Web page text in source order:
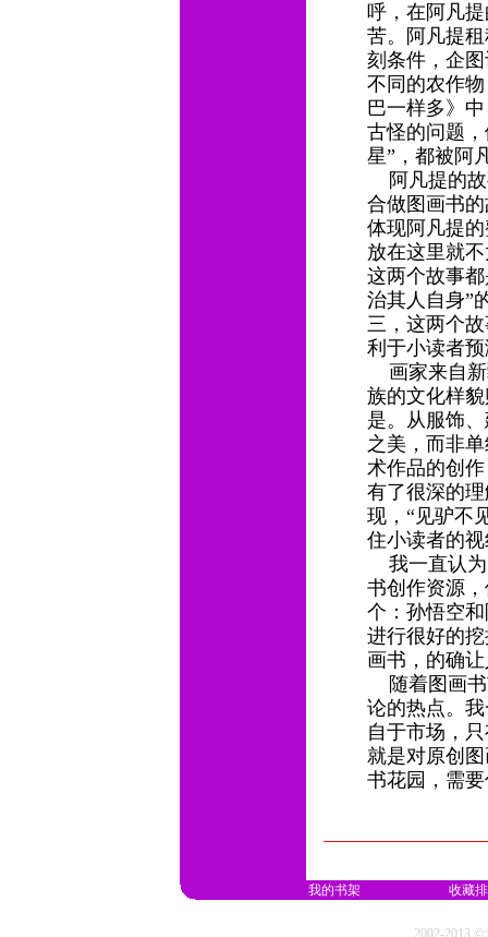
呼，在阿凡
苦。阿凡提
刻条件，企
不同的农作
巴一样多》
古怪的问题
星”，都被阿
阿凡提的故
合做图画书
体现阿凡提
放在这里就
这两个故事
治其人自身”
三，这两个
利于小读者
画家来自新
族的文化样
是。从服饰
之美，而非
术作品的创
有了很深的
现，“见驴不
住小读者的
我一直认为
书创作资源
个：孙悟空
进行很好的
画书，的确
随着图画书
论的热点。
自于市场，
就是对原创
书花园，需
我的书架 收藏
2002-2013